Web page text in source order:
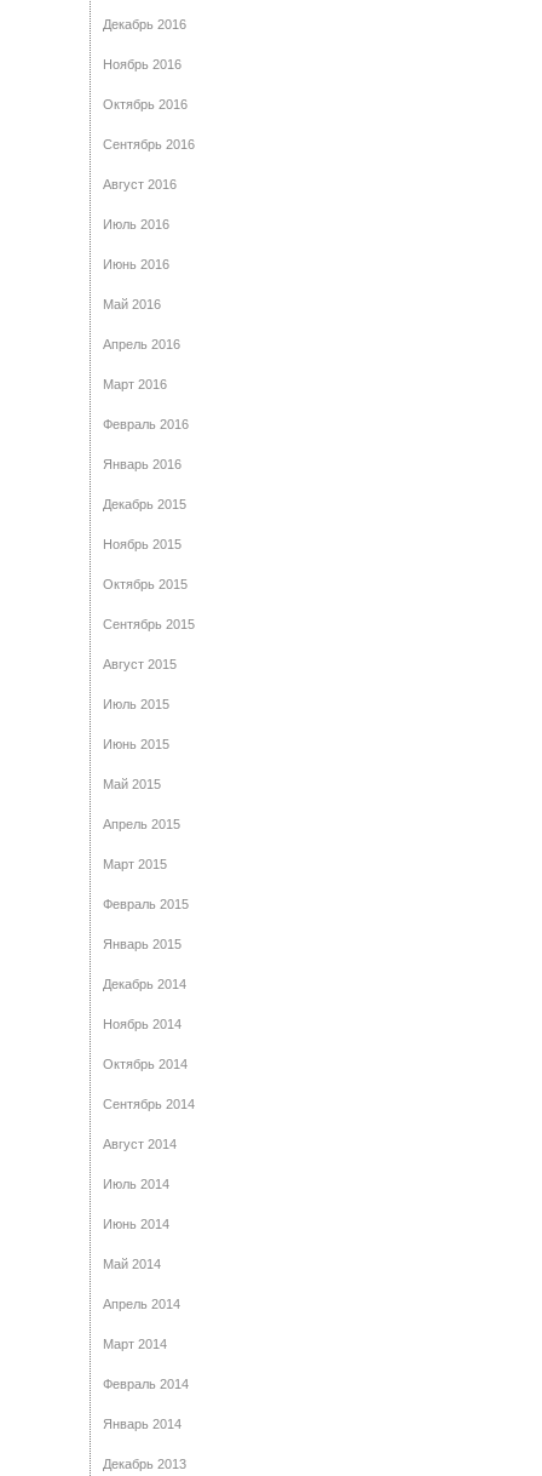
Декабрь 2016
Ноябрь 2016
Октябрь 2016
Сентябрь 2016
Август 2016
Июль 2016
Июнь 2016
Май 2016
Апрель 2016
Март 2016
Февраль 2016
Январь 2016
Декабрь 2015
Ноябрь 2015
Октябрь 2015
Сентябрь 2015
Август 2015
Июль 2015
Июнь 2015
Май 2015
Апрель 2015
Март 2015
Февраль 2015
Январь 2015
Декабрь 2014
Ноябрь 2014
Октябрь 2014
Сентябрь 2014
Август 2014
Июль 2014
Июнь 2014
Май 2014
Апрель 2014
Март 2014
Февраль 2014
Январь 2014
Декабрь 2013